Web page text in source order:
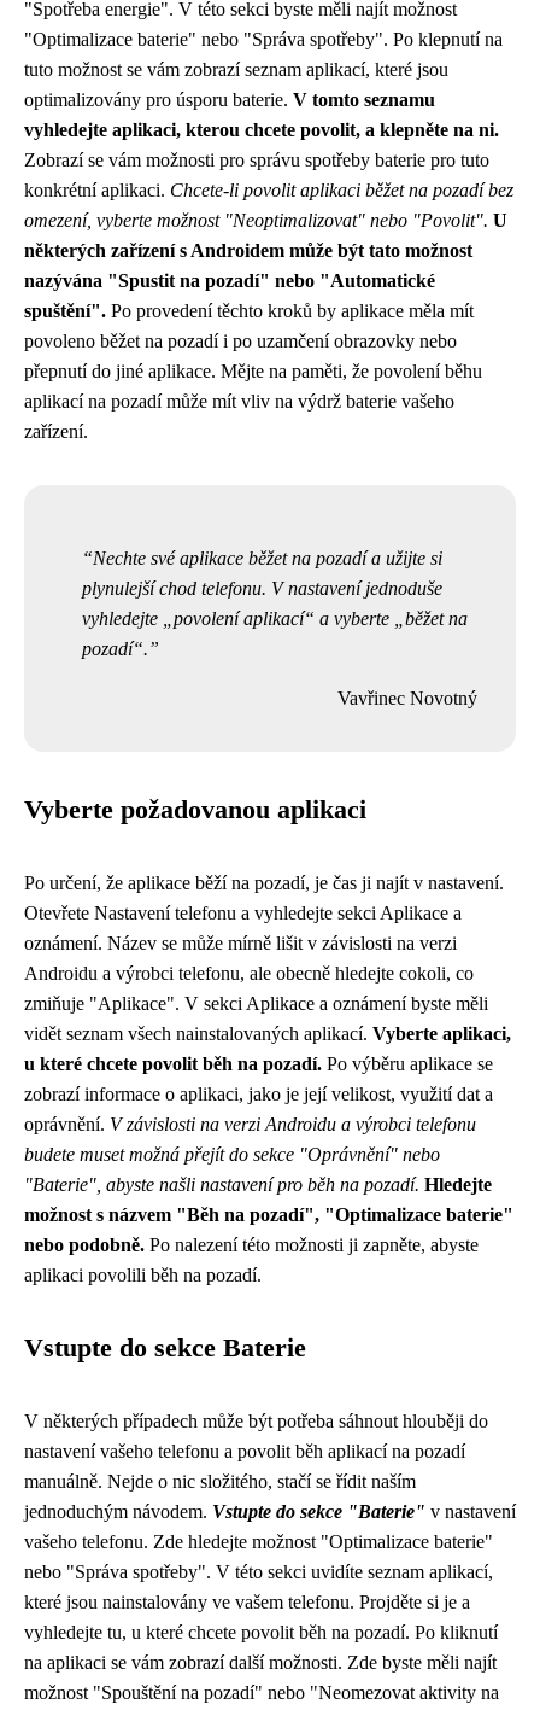
"Spotřeba energie". V této sekci byste měli najít možnost
"Optimalizace baterie" nebo "Správa spotřeby". Po klepnutí na
tuto možnost se vám zobrazí seznam aplikací, které jsou
optimalizovány pro úsporu baterie. V tomto seznamu
vyhledejte aplikaci, kterou chcete povolit, a klepněte na ni.
Zobrazí se vám možnosti pro správu spotřeby baterie pro tuto
konkrétní aplikaci. Chcete-li povolit aplikaci běžet na pozadí bez
omezení, vyberte možnost "Neoptimalizovat" nebo "Povolit". U
některých zařízení s Androidem může být tato možnost
nazývána "Spustit na pozadí" nebo "Automatické
spuštění". Po provedení těchto kroků by aplikace měla mít
povoleno běžet na pozadí i po uzamčení obrazovky nebo
přepnutí do jiné aplikace. Mějte na paměti, že povolení běhu
aplikací na pozadí může mít vliv na výdrž baterie vašeho
zařízení.
Nechte své aplikace běžet na pozadí a užijte si
plynulejší chod telefonu. V nastavení jednoduše
vyhledejte „povolení aplikací“ a vyberte „běžet na
pozadí“.
Vavřinec Novotný
Vyberte požadovanou aplikaci
Po určení, že aplikace běží na pozadí, je čas ji najít v nastavení.
Otevřete Nastavení telefonu a vyhledejte sekci Aplikace a
oznámení. Název se může mírně lišit v závislosti na verzi
Androidu a výrobci telefonu, ale obecně hledejte cokoli, co
zmiňuje "Aplikace". V sekci Aplikace a oznámení byste měli
vidět seznam všech nainstalovaných aplikací. Vyberte aplikaci,
u které chcete povolit běh na pozadí. Po výběru aplikace se
zobrazí informace o aplikaci, jako je její velikost, využití dat a
oprávnění. V závislosti na verzi Androidu a výrobci telefonu
budete muset možná přejít do sekce "Oprávnění" nebo
"Baterie", abyste našli nastavení pro běh na pozadí. Hledejte
možnost s názvem "Běh na pozadí", "Optimalizace baterie"
nebo podobně. Po nalezení této možnosti ji zapněte, abyste
aplikaci povolili běh na pozadí.
Vstupte do sekce Baterie
V některých případech může být potřeba sáhnout hlouběji do
nastavení vašeho telefonu a povolit běh aplikací na pozadí
manuálně. Nejde o nic složitého, stačí se řídit naším
jednoduchým návodem. Vstupte do sekce "Baterie" v nastavení
vašeho telefonu. Zde hledejte možnost "Optimalizace baterie"
nebo "Správa spotřeby". V této sekci uvidíte seznam aplikací,
které jsou nainstalovány ve vašem telefonu. Projděte si je a
vyhledejte tu, u které chcete povolit běh na pozadí. Po kliknutí
na aplikaci se vám zobrazí další možnosti. Zde byste měli najít
možnost "Spouštění na pozadí" nebo "Neomezovat aktivity na